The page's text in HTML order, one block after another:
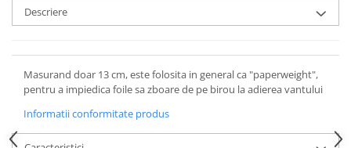
Descriere
Masurand doar 13 cm, este folosita in general ca "paperweight",
pentru a impiedica foile sa zboare de pe birou la adierea vantului
Informatii conformitate produs